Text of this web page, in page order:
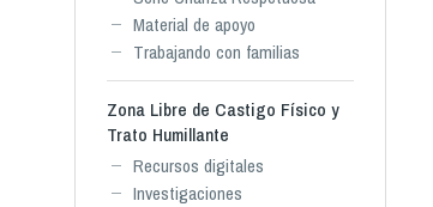
Material de apoyo
Trabajando con familias
Zona Libre de Castigo Físico y
Trato Humillante
Recursos digitales
Investigaciones